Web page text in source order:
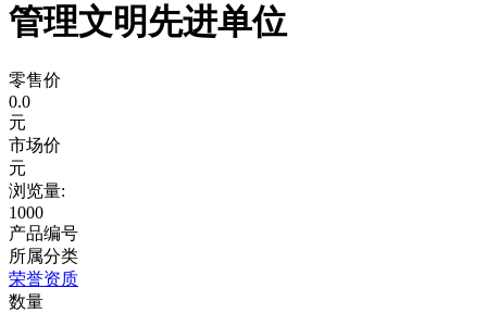
管理文明先进单位
零售价
0.0
元
市场价
元
浏览量:
1000
产品编号
所属分类
荣誉资质
数量